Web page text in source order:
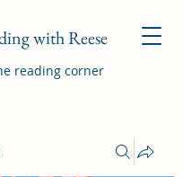
with Reese
reading corner